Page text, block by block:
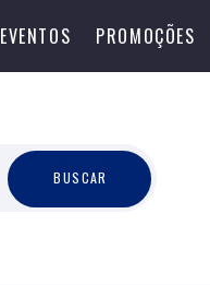
EVENTOS PROMOÇÕES
BUS C AR
BUSCAR